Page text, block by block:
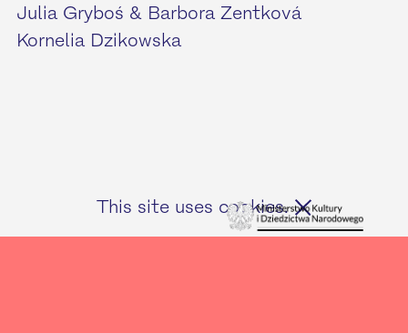
This site uses cookies.
Julia Gryboś & Barbora Zentková
Kornelia Dzikowska